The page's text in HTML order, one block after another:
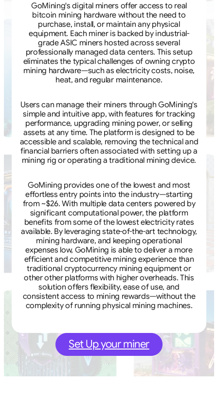
GoMining's digital miners offer access to real
bitcoin mining hardware without the need to
purchase, install, or maintain any physical
equipment. Each miner is backed by industrial-
grade ASIC miners hosted across several
professionally managed data centers. This setup
eliminates the typical challenges of owning crypto
mining hardware—such as electricity costs, noise,
heat, and regular maintenance.
Users can manage their miners through GoMining's
simple and intuitive app, with features for tracking
performance, upgrading mining power, or selling
assets at any time. The platform is designed to be
accessible and scalable, removing the technical and
financial barriers often associated with setting up a
mining rig or operating a traditional mining device.
GoMining provides one of the lowest and most
effortless entry points into the industry—starting
from ~$26. With multiple data centers powered by
significant computational power, the platform
benefits from some of the lowest electricity rates
available. By leveraging state-of-the-art technology,
mining hardware, and keeping operational
expenses low, GoMining is able to deliver a more
efficient and competitive mining experience than
traditional cryptocurrency mining equipment or
other other platforms with higher overheads. This
solution offers flexibility, ease of use, and
consistent access to mining rewards—without the
complexity of running physical mining machines.
Set Up your miner